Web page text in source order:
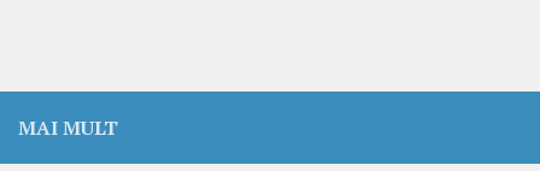
MAI MULT